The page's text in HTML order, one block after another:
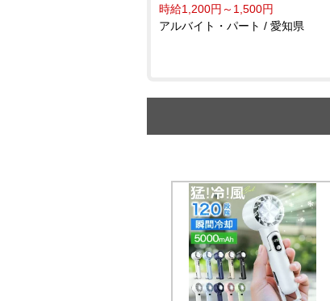
時給1,200円～1,500円
アルバイト・パート / 愛知県